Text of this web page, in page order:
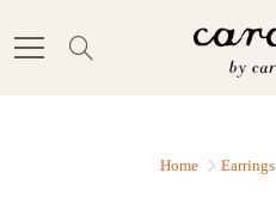
Content
Home Earrings